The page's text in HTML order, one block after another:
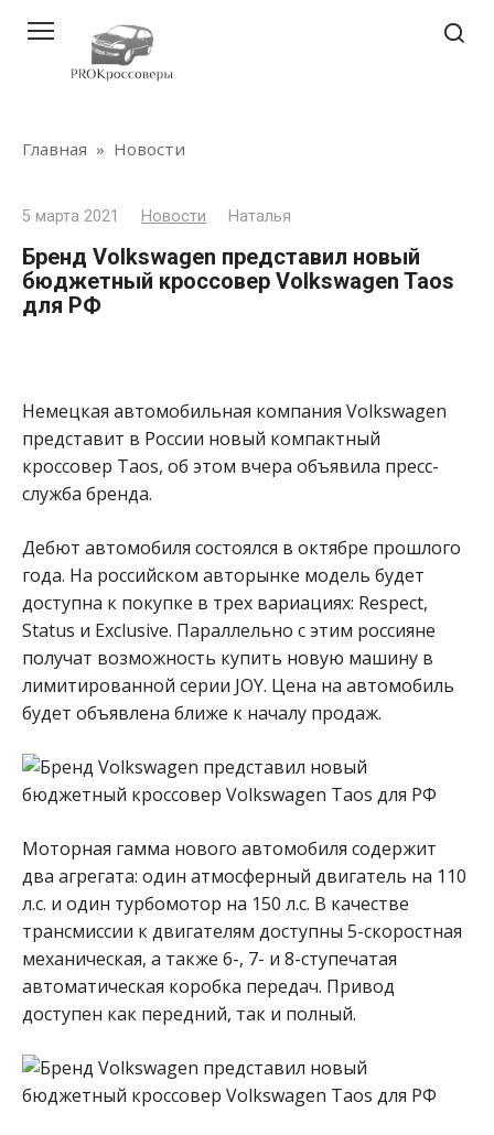
контенту
Главная » Новости
5 марта 2021 Новости Наталья
Бренд Volkswagen представил новый
бюджетный кроссовер Volkswagen Taos
для РФ
Немецкая автомобильная компания Volkswagen
представит в России новый компактный
кроссовер Taos, об этом вчера объявила пресс-
служба бренда.
Дебют автомобиля состоялся в октябре прошлого
года. На российском авторынке модель будет
доступна к покупке в трех вариациях: Respect,
Status и Exclusive. Параллельно с этим россияне
получат возможность купить новую машину в
лимитированной серии JOY. Цена на автомобиль
будет объявлена ближе к началу продаж.
Моторная гамма нового автомобиля содержит
два агрегата: один атмосферный двигатель на 110
л.с. и один турбомотор на 150 л.с. В качестве
трансмиссии к двигателям доступны 5-скоростная
механическая, а также 6-, 7- и 8-ступечатая
автоматическая коробка передач. Привод
доступен как передний, так и полный.